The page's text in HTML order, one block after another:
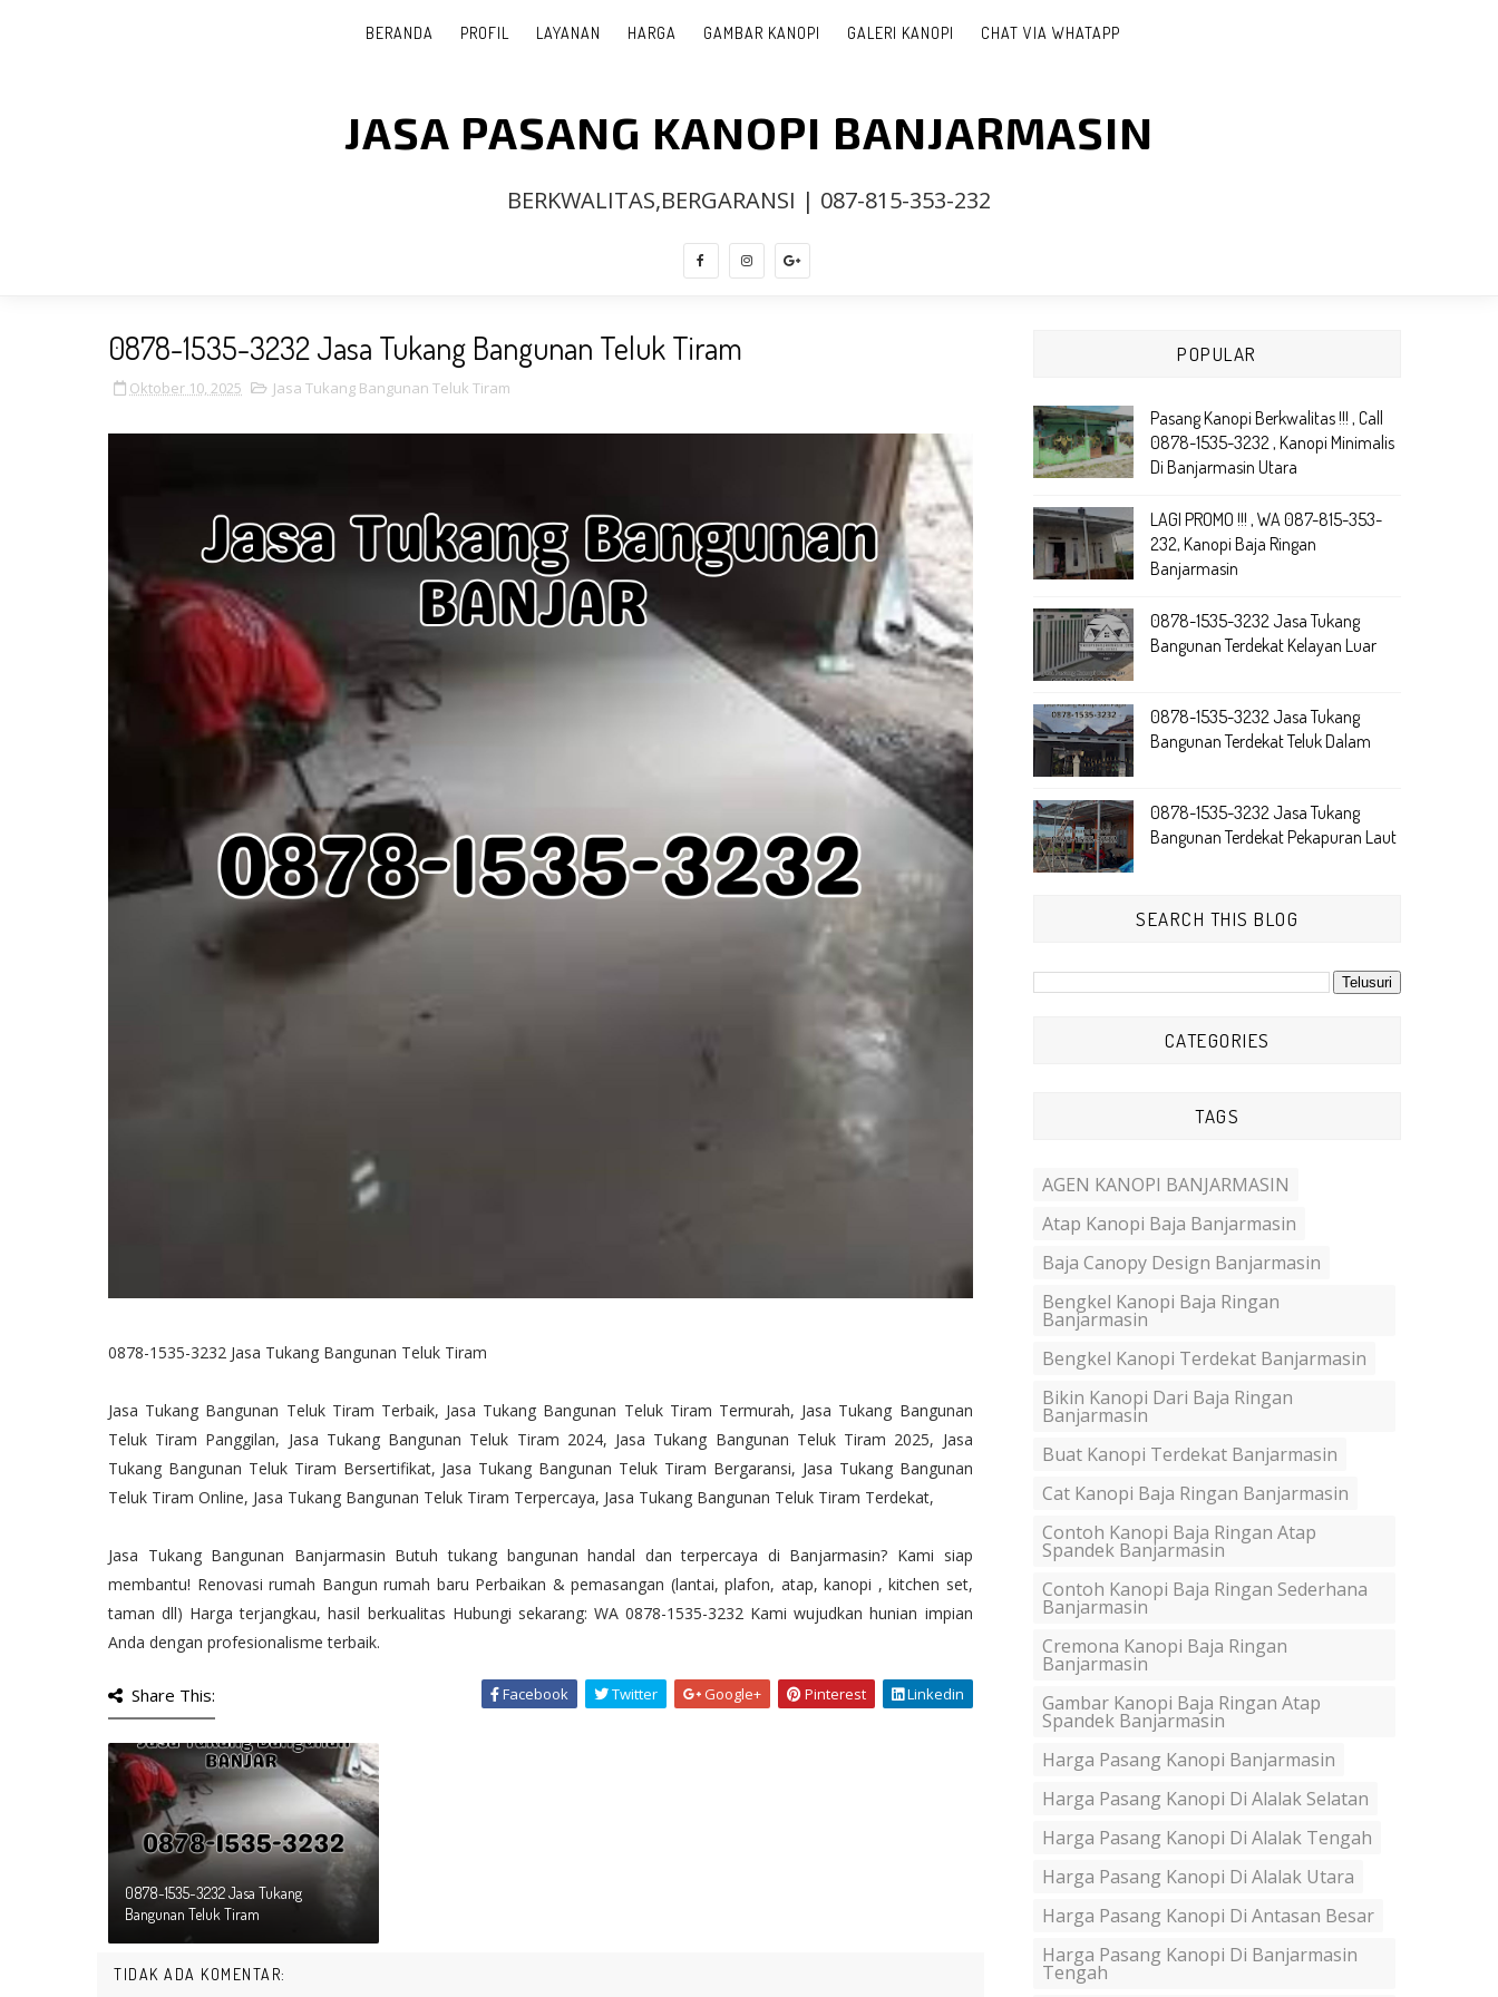
BERANDA PROFIL LAYANAN HARGA GAMBAR KANOPI GALERI KANOPI CHAT VIA WHATAPP
JASA PASANG KANOPI BANJARMASIN
BERKWALITAS,BERGARANSI | 087-815-353-232
0878-1535-3232 Jasa Tukang Bangunan Teluk Tiram
Oktober 10, 2025 Jasa Tukang Bangunan Teluk Tiram
0878-1535-3232 Jasa Tukang Bangunan Teluk Tiram
Jasa Tukang Bangunan Teluk Tiram Terbaik, Jasa Tukang Bangunan Teluk Tiram Termurah, Jasa Tukang Bangunan
Teluk Tiram Panggilan, Jasa Tukang Bangunan Teluk Tiram 2024, Jasa Tukang Bangunan Teluk Tiram 2025, Jasa
Tukang Bangunan Teluk Tiram Bersertifikat, Jasa Tukang Bangunan Teluk Tiram Bergaransi, Jasa Tukang Bangunan
Teluk Tiram Online, Jasa Tukang Bangunan Teluk Tiram Terpercaya, Jasa Tukang Bangunan Teluk Tiram Terdekat,
Jasa Tukang Bangunan Banjarmasin Butuh tukang bangunan handal dan terpercaya di Banjarmasin? Kami siap
membantu! Renovasi rumah Bangun rumah baru Perbaikan & pemasangan (lantai, plafon, atap, kanopi , kitchen set,
taman dll) Harga terjangkau, hasil berkualitas Hubungi sekarang: WA 0878-1535-3232 Kami wujudkan hunian impian
Anda dengan profesionalisme terbaik.
Share This: Facebook Twitter Google+ Pinterest Linkedin
0878-1535-3232 Jasa Tukang
Bangunan Teluk Tiram
TIDAK ADA KOMENTAR:
POPULAR
Pasang Kanopi Berkwalitas !!! , Call
0878-1535-3232 , Kanopi Minimalis
Di Banjarmasin Utara
LAGI PROMO !!! , WA 087-815-353-
232, Kanopi Baja Ringan
Banjarmasin
0878-1535-3232 Jasa Tukang
Bangunan Terdekat Kelayan Luar
0878-1535-3232 Jasa Tukang
Bangunan Terdekat Teluk Dalam
0878-1535-3232 Jasa Tukang
Bangunan Terdekat Pekapuran Laut
SEARCH THIS BLOG
CATEGORIES
TAGS
AGEN KANOPI BANJARMASIN
Atap Kanopi Baja Banjarmasin
Baja Canopy Design Banjarmasin
Bengkel Kanopi Baja Ringan
Banjarmasin
Bengkel Kanopi Terdekat Banjarmasin
Bikin Kanopi Dari Baja Ringan
Banjarmasin
Buat Kanopi Terdekat Banjarmasin
Cat Kanopi Baja Ringan Banjarmasin
Contoh Kanopi Baja Ringan Atap
Spandek Banjarmasin
Contoh Kanopi Baja Ringan Sederhana
Banjarmasin
Cremona Kanopi Baja Ringan
Banjarmasin
Gambar Kanopi Baja Ringan Atap
Spandek Banjarmasin
Harga Pasang Kanopi Banjarmasin
Harga Pasang Kanopi Di Alalak Selatan
Harga Pasang Kanopi Di Alalak Tengah
Harga Pasang Kanopi Di Alalak Utara
Harga Pasang Kanopi Di Antasan Besar
Harga Pasang Kanopi Di Banjarmasin
Tengah